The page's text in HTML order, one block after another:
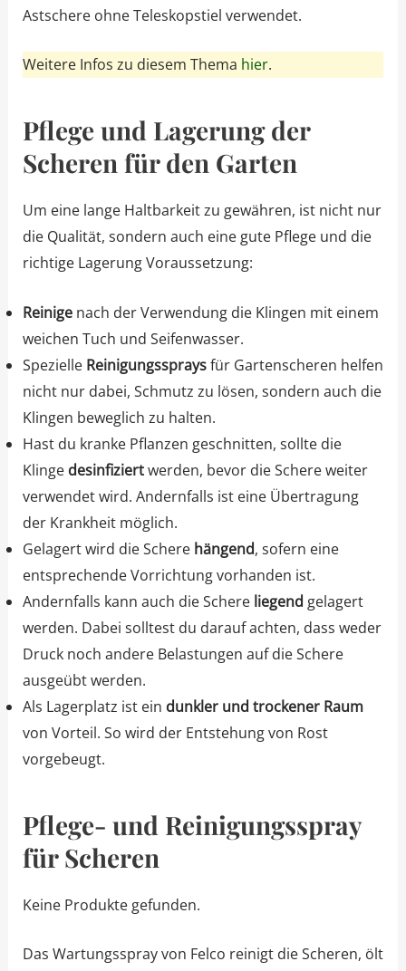
Astschere ohne Teleskopstiel verwendet.
Weitere Infos zu diesem Thema hier.
Pflege und Lagerung der
Scheren für den Garten
Um eine lange Haltbarkeit zu gewähren, ist nicht nur
die Qualität, sondern auch eine gute Pflege und die
richtige Lagerung Voraussetzung:
Reinige nach der Verwendung die Klingen mit einem
weichen Tuch und Seifenwasser.
Spezielle Reinigungsspraysfür Gartenscheren helfen
nicht nur dabei, Schmutz zu lösen, sondern auch die
Klingen beweglich zu halten.
Hast du kranke Pflanzen geschnitten, sollte die
Klinge desinfiziertwerden, bevor die Schere weiter
verwendet wird. Andernfalls ist eine Übertragung
der Krankheit möglich.
Gelagert wird die Schere hängend, sofern eine
entsprechende Vorrichtung vorhanden ist.
Andernfalls kann auch die Schere liegend gelagert
werden. Dabei solltest du darauf achten, dass weder
Druck noch andere Belastungen auf die Schere
ausgeübt werden.
Als Lagerplatz ist ein dunkler und trockener Raum
von Vorteil. So wird der Entstehung von Rost
vorgebeugt.
Pflege- und Reinigungsspray
für Scheren
Keine Produkte gefunden.
Das Wartungsspray von Felco reinigt die Scheren, ölt